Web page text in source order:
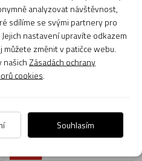
Klasická kytara Virus VGC34
MPK SET3
3 470 Kč
analyzovat návštěvnost,
sdílíme se svými partnery pro
nastavení upravíte odkazem
změnit v patičce webu.
našich Zásadách ochrany
cookies.
Souhlasím